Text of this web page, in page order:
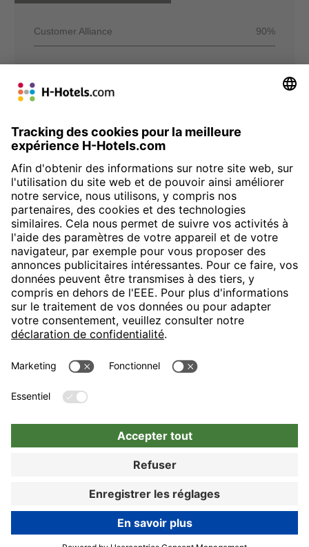
Customer Alliance 90%
H-Hotels.com sponsorise le club de football suivant
Suivez les nouveautés et informations de H-Hotels.com sur les